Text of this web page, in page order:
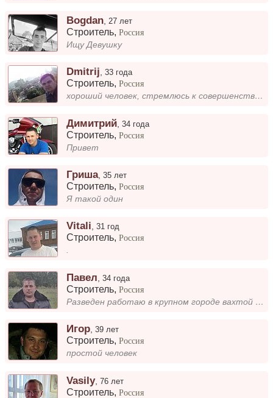
Bogdan 27 лет
Строитель,Россия
Ищу Девушку
Dmitrij ,33 года
Строитель,Россия
хороший человек, стремлюсь к совершенству, хожу в тренажерку, ищу спутницу жизни, жену
Димитрий ,34 года
Строитель,Россия
Привет
Гриша,35 лет
Строитель,Россия
Я такой один
Vitali,31 год
Строитель,Россия
.
Павел ,34 года
Строитель,Россия
Разведен работаю в крупном городе вахтой 2019 заканчелся контракт служил
Игор ,39 лет
Строитель,Россия
простой человек
Vasily,76 лет
Строитель,Россия